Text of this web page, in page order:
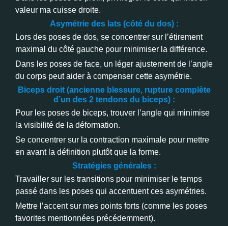
valeur ma cuisse droite.
Asymétrie des lats (côté du dos) :
Lors des poses de dos, se concentrer sur l’étirement
maximal du côté gauche pour minimiser la différence.
Dans les poses de face, un léger ajustement de l’angle
du corps peut aider à compenser cette asymétrie.
Biceps droit (ancienne blessure, rupture complète
d’un des 2 tendons du biceps) :
Pour les poses de biceps, trouver l’angle qui minimise
la visibilité de la déformation.
Se concentrer sur la contraction maximale pour mettre
en avant la définition plutôt que la forme.
Stratégies générales :
Travailler sur les transitions pour minimiser le temps
passé dans les poses qui accentuent ces asymétries.
Mettre l’accent sur mes points forts (comme les poses
favorites mentionnées précédemment).